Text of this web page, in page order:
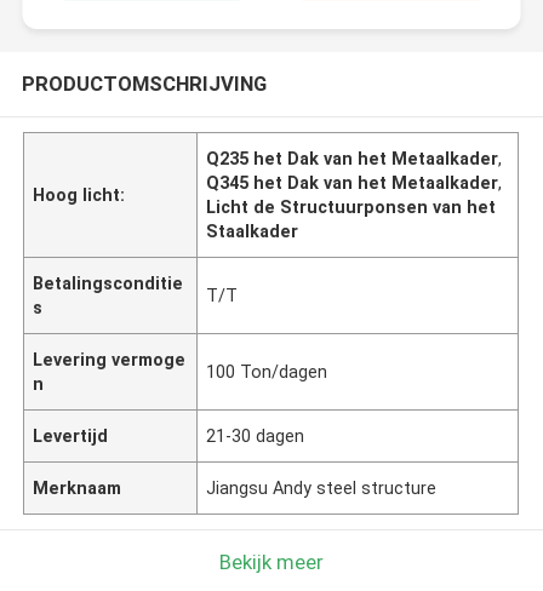
PRODUCTOMSCHRIJVING
Hoog licht:
Q235 het Dak van het Metaalkader,
Q345 het Dak van het Metaalkader,
Licht de Structuurponsen van het
Staalkader
Betalingsconditie
s
T/T
Levering vermoge
n
100 Ton/dagen
Levertijd 21-30 dagen
Merknaam Jiangsu Andy steel structure
Bekijk meer